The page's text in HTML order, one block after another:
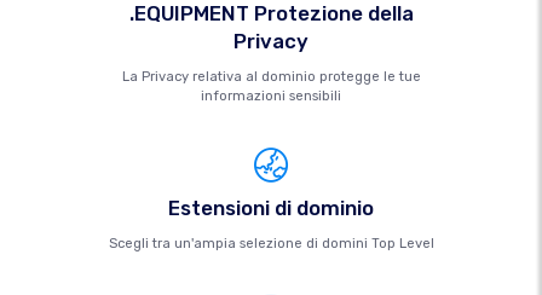
.EQUIPMENT Protezione della
Privacy
La Privacy relativa al dominio protegge le tue
informazioni sensibili
Estensioni di dominio
Scegli tra un'ampia selezione di domini Top Level